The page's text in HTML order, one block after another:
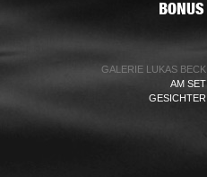
GALERIE LUKAS BECK
AM SET
GESICHTER